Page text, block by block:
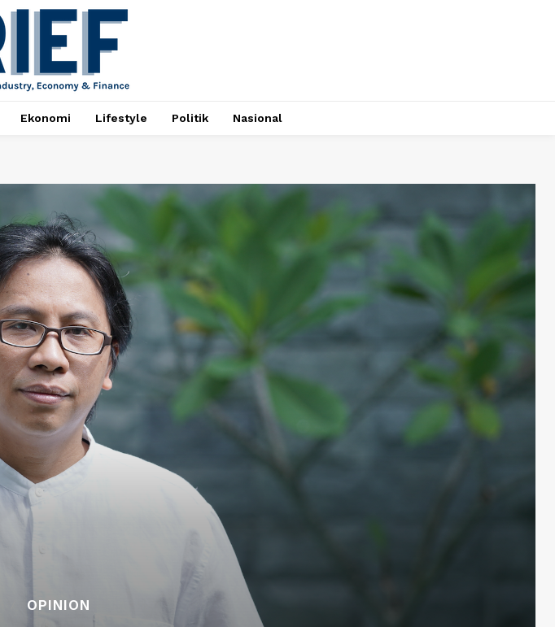
Ekonomi Lifestyle Politik Nasional
OPINION